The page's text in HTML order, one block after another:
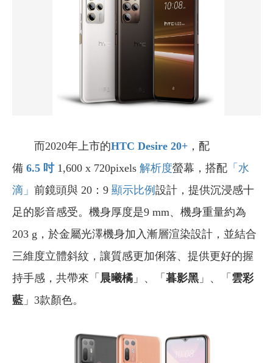
而2020年上市的HTC Desire 20+ ，配
備 6.5 吋1,600 x 720pixels 解析度螢幕，搭配 「水
滴」 前鏡頭與 20：9 顯示比例 設計，提供沉浸感十
足的影音感受。機身厚度是9 mm、機身重量約為
203 g，於金屬光澤機身加入漸層渲染設計，並結合
三維度立體斜紋，讓質感更加俐落、提供更好的握
持手感，共帶來「 晨曦橘 」、「 暮影黑 」、「 雲彩
藍 」3款顏色。